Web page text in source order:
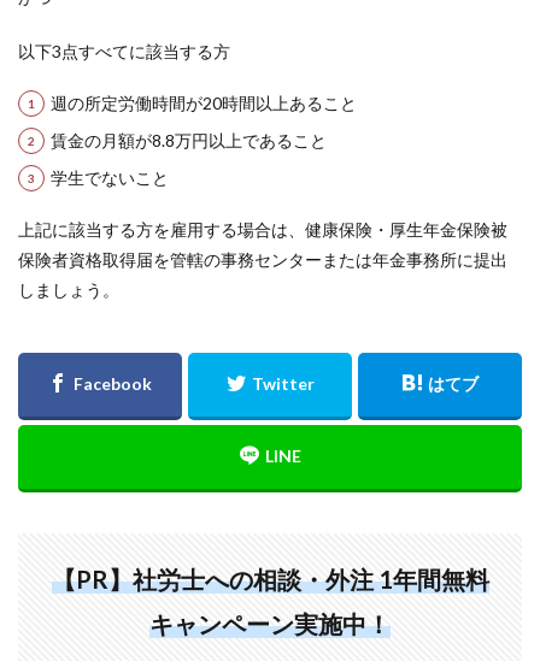
以下3点すべてに該当する方
週の所定労働時間が20時間以上あること
賃金の月額が8.8万円以上であること
学生でないこと
上記に該当する方を雇用する場合は、健康保険・厚生年金保険被
保険者資格取得届を管轄の事務センターまたは年金事務所に提出
しましょう。
【PR】社労士への相談・外注 1年間無料
キャンペーン実施中！